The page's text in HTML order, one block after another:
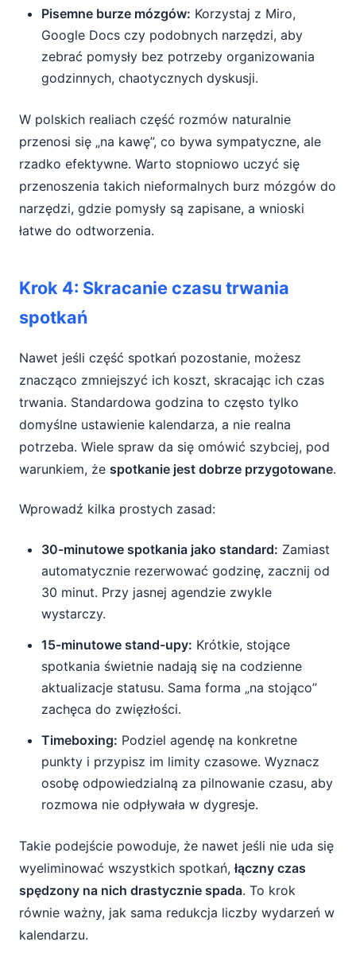
Pisemne burze mózgów: Korzystaj z Miro,
Google Docs czy podobnych narzędzi, aby
zebrać pomysły bez potrzeby organizowania
godzinnych, chaotycznych dyskusji.
W polskich realiach część rozmów naturalnie
przenosi się „na kawę”, co bywa sympatyczne, ale
rzadko efektywne. Warto stopniowo uczyć się
przenoszenia takich nieformalnych burz mózgów do
narzędzi, gdzie pomysły są zapisane, a wnioski
łatwe do odtworzenia.
Krok 4: Skracanie czasu trwania
spotkań
Nawet jeśli część spotkań pozostanie, możesz
znacząco zmniejszyć ich koszt, skracając ich czas
trwania. Standardowa godzina to często tylko
domyślne ustawienie kalendarza, a nie realna
potrzeba. Wiele spraw da się omówić szybciej, pod
warunkiem, że spotkanie jest dobrze przygotowane.
Wprowadź kilka prostych zasad:
30-minutowe spotkania jako standard: Zamiast
automatycznie rezerwować godzinę, zacznij od
30 minut. Przy jasnej agendzie zwykle
wystarczy.
15-minutowe stand-upy: Krótkie, stojące
spotkania świetnie nadają się na codzienne
aktualizacje statusu. Sama forma „na stojąco”
zachęca do zwięzłości.
Timeboxing: Podziel agendę na konkretne
punkty i przypisz im limity czasowe. Wyznacz
osobę odpowiedzialną za pilnowanie czasu, aby
rozmowa nie odpływała w dygresje.
Takie podejście powoduje, że nawet jeśli nie uda się
wyeliminować wszystkich spotkań, łączny czas
spędzony na nich drastycznie spada. To krok
równie ważny, jak sama redukcja liczby wydarzeń w
kalendarzu.